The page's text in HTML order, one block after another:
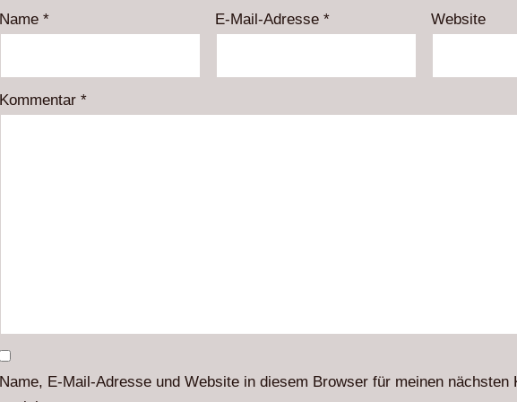
Name * E-Mail-Adresse * Website
Kommentar *
Name, E-Mail-Adresse und Website in diesem Browser für meinen nächsten